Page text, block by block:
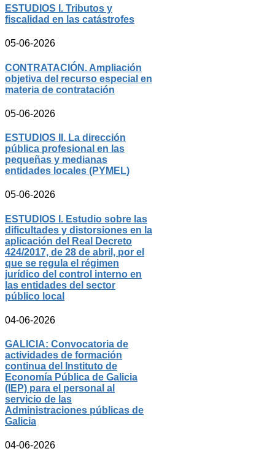
ESTUDIOS I. Tributos y
fiscalidad en las catástrofes
05-06-2026
CONTRATACIÓN. Ampliación
objetiva del recurso especial en
materia de contratación
05-06-2026
ESTUDIOS II. La dirección
pública profesional en las
pequeñas y medianas
entidades locales (PYMEL)
05-06-2026
ESTUDIOS I. Estudio sobre las
dificultades y distorsiones en la
aplicación del Real Decreto
424/2017, de 28 de abril, por el
que se regula el régimen
jurídico del control interno en
las entidades del sector
público local
04-06-2026
GALICIA: Convocatoria de
actividades de formación
continua del Instituto de
Economía Pública de Galicia
(IEP) para el personal al
servicio de las
Administraciones públicas de
Galicia
04-06-2026